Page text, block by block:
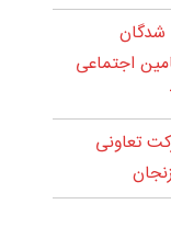
شدگان
اجتماعی
تعاونی